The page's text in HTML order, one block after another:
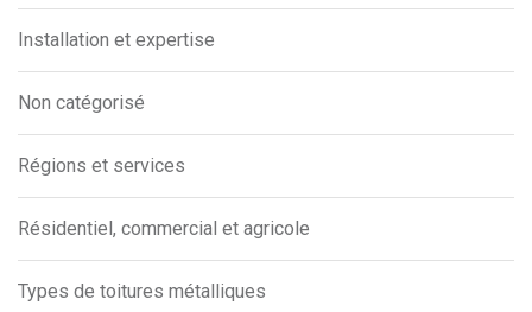
Installation et expertise
Non catégorisé
Régions et services
Résidentiel, commercial et agricole
Types de toitures métalliques